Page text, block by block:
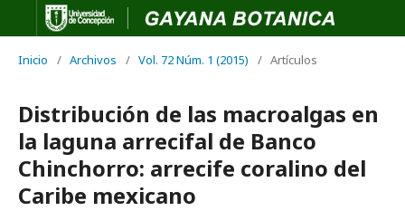
Inicio / Archivos / Vol. 72 Núm. 1 (2015) / Artículos
Distribución de las macroalgas en
la laguna arrecifal de Banco
Chinchorro: arrecife coralino del
Caribe mexicano